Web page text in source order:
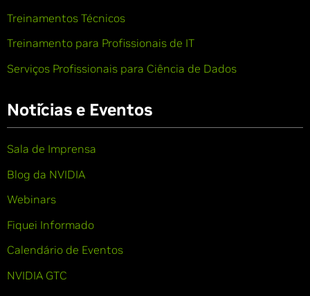
Treinamentos Técnicos
Treinamento para Profissionais de IT
Serviços Profissionais para Ciência de Dados
Notícias e Eventos
Sala de Imprensa
Blog da NVIDIA
Webinars
Fiquei Informado
Calendário de Eventos
NVIDIA GTC